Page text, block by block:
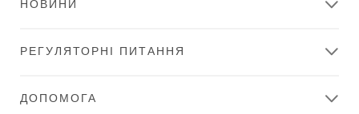
НОВИНИ
РЕГУЛЯТОРНІ ПИТАННЯ
ДОПОМОГА